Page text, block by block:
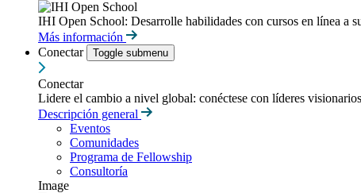
IHI Open School: Desarrolle habilidades con cursos en línea a
Más información
Conectar
Toggle submenu
Conectar
Lidere el cambio a nivel global: conéctese con líderes
Descripción general
Eventos
Comunidades
Programa de Fellowship
Consultoría
Image